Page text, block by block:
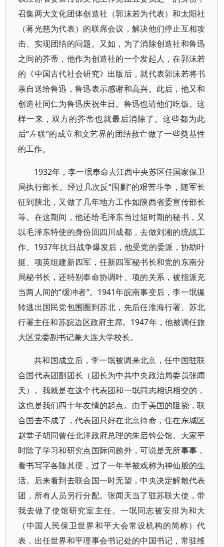
召集两大文化团体创造社（郭沫若为代表）和太阳社
（蒋光慈为代表）的联席会议，解决他们停止互相攻
击、实现团结的问题。又如，为了消除创造社和鲁迅
之间的芥蒂，他作为创造社的一个发起人，在郭沫若
的《中国古代社会研究》出版后，就代表郭沫若将书
亲自送给鲁迅，鲁迅表示感谢和高兴。此后，他又和
创造社同仁为鲁迅庆祝生日。鲁迅也请他们吃饭。这
样一来，双方的芥蒂也就最后消除了。这些都为此
后“左联”的成立和文艺界的团结救亡做了一些奠基性
的工作。
1932年，李一氓奉命去江西中央苏区任国家保卫
局执行部长。经过几次反“围剿”的艰苦斗争，随军长
征到陕北，又做了几年地方工作如陕西省委宣传部长
等。在这期间，他还给毛泽东当过短时期的秘书，又
以毛泽东特使的身份回四川成都，去做刘湘的统战工
作。1937年抗日战争爆发后，他受党的委派，协助叶
挺、项英组建新四军，任新四军秘书长和党的东南分
局秘书长，还特别奉命协调叶、项的关系，被指派充
当两人间的“缓冲者”。1941年皖南事变后，李一氓辗
转逃出国民党包围圈到苏北，先后任淮海行署、苏北
行署主任和苏皖边区政府主席。1947年，他被调任旅
大区党委副书记兼大连大学校长。
共和国成立后，李一氓被调来北京，任中国驻联
合国代表团副团长（团长为中共中央政治局委员张闻
天）。我就是在这个代表团和一氓同志相识相交的，
这也是我们四十年友情的起点。由于美国的阻挠，联
合国去不成了，代表团只好在北京待命，住在东城区
赵堂子胡同曾任北洋政府总理的朱启钤公馆。大家平
时除了学习和研究点国际问题外，可说是无所事事，
看书写字各随其便，过了一年半被戏称为神仙般的生
活。后来看到去联合国一时无望，中央决定解散代表
团，所有人员另行分配。张闻天当了驻苏联大使，带
我去做了使馆研究室主任。一氓同志被安排为和大
（中国人民保卫世界和平大会常设机构的简称）代
表，出任世界和平理事会书记处的中国书记，常驻维